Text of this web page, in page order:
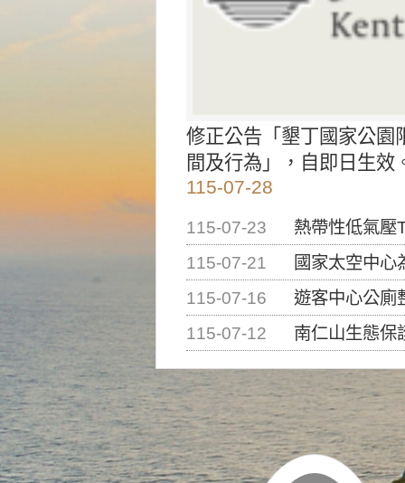
修正公告「墾丁國家公園
間及行為」，自即日生效
115-07-28
115-07-23
熱帶性低氣壓
115-07-21
國家太空中心為辦理
115-07-16
遊客中心公廁
115-07-12
南仁山生態保護區步道已完成